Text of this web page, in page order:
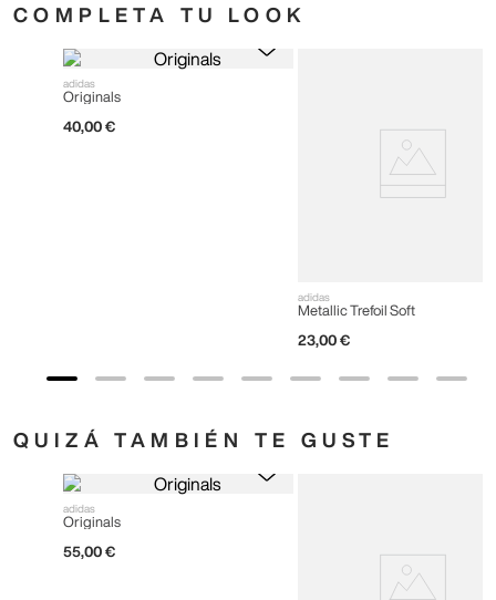
COMPLETA TU LOOK
adidas
Originals
40,00 €
adidas
Metallic Trefoil Soft
23,00 €
QUIZÁ TAMBIÉN TE GUSTE
adidas
Originals
55,00 €